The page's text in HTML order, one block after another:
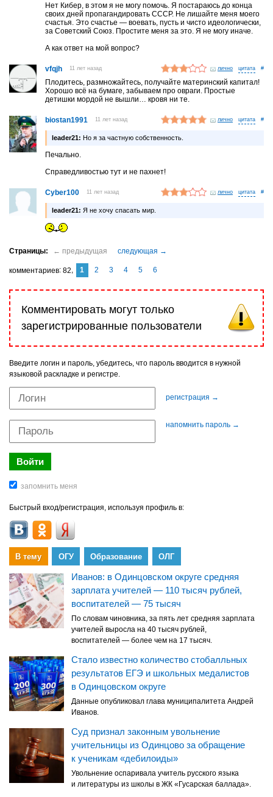
остальные в экстазе от новостей из газет, радио, тв и интернету
о каких-то там «братских» народах.
вы мне о событиях в России расскажите — интереснее станет.
Нет Кибер, в этом я не могу помочь. Я постараюсь до конца
своих дней пропагандировать СССР. Не лишайте меня моего
счастья. Это счастье — воевать, пусть и чисто идеологически,
за Советский Союз. Простите меня за это. Я не могу иначе.
А как ответ на мой вопрос?
vfqjh 11 лет назад лично #
Плодитесь, размножайтесь, получайте материнский капитал!
Хорошо всё на бумаге, забываем про овраги. Простые
детишки мордой не вышли… кровя ни те.
biostan1991 11 лет назад лично #
leader21: Но я за частную собственность.
Печально.
Справедливостью тут и не пахнет!
Cyber100 11 лет назад лично #
leader21: Я не хочу спасать мир.
комментариев 82 1 2 3 4 5 6
Комментировать могут только
зарегистрированные пользователи
Введите логин и пароль, убедитесь, что пароль вводится в нужной
языковой раскладке и регистре.
регистрация →
напомнить пароль →
Быстрый вход/регистрация, используя профиль в:
В тему ОГУ Образование ОЛГ
Иванов: в Одинцовском округе средняя
зарплата учителей — 110 тысяч рублей,
воспитателей — 75 тысяч
По словам чиновника, за пять лет средняя зарплата
учителей выросла на 40 тысяч рублей,
воспитателей — более чем на 17 тысяч.
Стало известно количество стобалльных
результатов ЕГЭ и школьных медалистов
в Одинцовском округе
Данные опубликовал глава муниципалитета Андрей
Иванов.
Суд признал законным увольнение
учительницы из Одинцово за обращение
к ученикам «дебилоиды»
Увольнение оспаривала учитель русского языка
и литературы из школы в ЖК «Гусарская баллада».